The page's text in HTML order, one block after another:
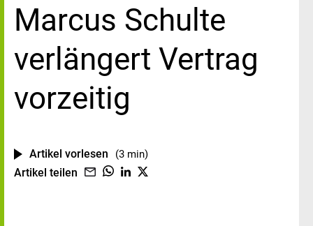
Marcus Schulte
verlängert Vertrag
vorzeitig
Artikel vorlesen (3 min)
Artikel teilen